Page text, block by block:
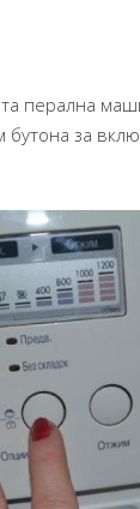
перална
бутона за